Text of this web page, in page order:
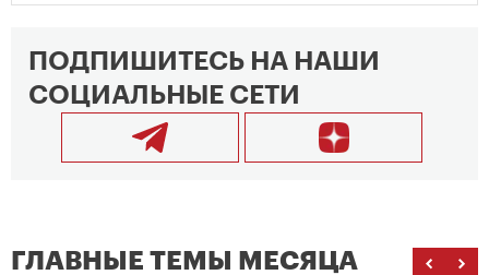
ПОДПИШИТЕСЬ НА НАШИ
СОЦИАЛЬНЫЕ СЕТИ
ГЛАВНЫЕ ТЕМЫ МЕСЯЦА